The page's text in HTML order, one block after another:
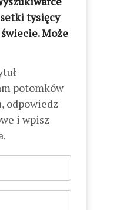
tysięcy
Może
potomków
odpowiedz
i wpisz